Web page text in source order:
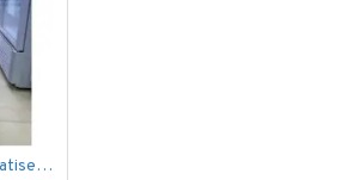
Ventilateur a eau Climatiseur Mobile Grand Model.